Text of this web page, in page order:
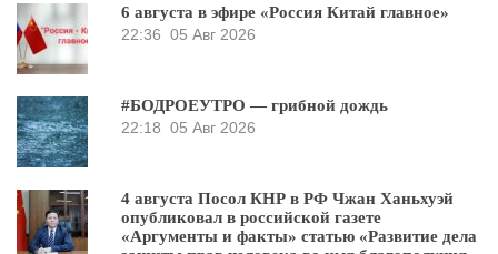
6 августа в эфире «Россия Китай главное»
22:36 05 Авг 2026
#БОДРОЕУТРО — грибной дождь
22:18 05 Авг 2026
4 августа Посол КНР в РФ Чжан Ханьхуэй
опубликовал в российской газете
«Аргументы и факты» статью «Развитие дела